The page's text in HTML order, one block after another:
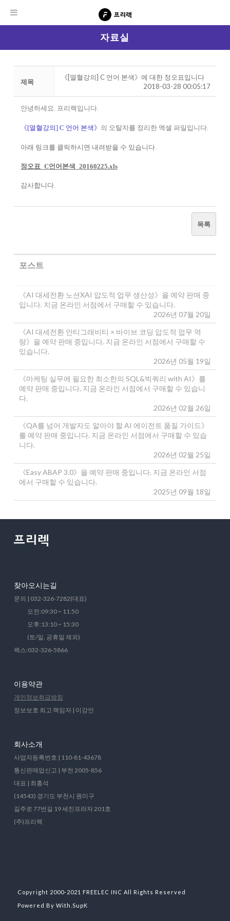
자료실
제목
《[열혈강의] C 언어 본색》에 대한 정오표입니다
2018-03-28 00:05:17
안녕하세요. 프리렉입니다.
《[열혈강의] C 언어 본색》 의 오탈자를 정리한 엑셀 파일입니다.
아래 링크를 클릭하시면 내려받을 수 있습니다.
정오표_C언어본색_20160225.xls
감사합니다.
목록
포스트
《AI 대세전환 노션XAI 압도적 업무 생산성》을 예약 판매 중
입니다. 지금 온라인 서점에서 구매할 수 있습니다.
2026년 07월 20일
《AI 대세전환 안티그래비티 × 바이브 코딩 압도적 업무 역
량》을 예약 판매 중입니다. 지금 온라인 서점에서 구매할 수
있습니다.
2026년 05월 19일
《마케팅 실무에 필요한 최소한의 SQL&빅쿼리 with AI》를
예약 판매 중입니다. 지금 온라인 서점에서 구매할 수 있습니
다.
2026년 02월 26일
《QA를 넘어 개발자도 알아야 할 AI 에이전트 품질 가이드》
를 예약 판매 중입니다. 지금 온라인 서점에서 구매할 수 있습
니다.
2026년 02월 25일
《Easy ABAP 3.0》을 예약 판매 중입니다. 지금 온라인 서점
에서 구매할 수 있습니다.
2025년 09월 18일
찾아오시는길
문의 | 032-326-7282(대표)
오전:09:30 ~ 11:50
오후:13:10 ~ 15:30
(토/일, 공휴일 제외)
팩스:032-326-5866
이용약관
개인정보취급방침
정보보호 최고 책임자 | 이강인
회사소개
사업자등록번호 | 110-81-43678
통신판매업신고 | 부천 2005-856
대표 | 최홍석
(14543) 경기도 부천시 원미구
길주로 77번길 19 세진프라자 201호
(주)프리렉
Copyright 2000-2021 FREELEC INC All Rights Reserved
Powered By With.SupK